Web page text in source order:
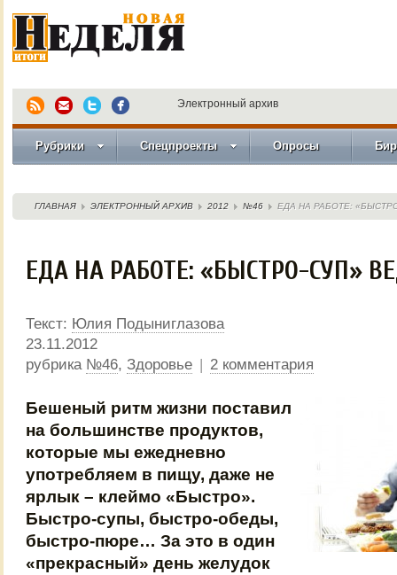
Электронный архив
Рубрики Спецпроекты Опросы
ГЛАВНАЯ ЭЛЕКТРОННЫЙ АРХИВ 2012 №46 ЕДА НА РАБОТЕ:
ЕДА НА РАБОТЕ: «БЫСТРО-СУП»
Текст: Юлия Подыниглазова
23.11.2012
рубрика №46, Здоровье | 2 комментария
Бешеный ритм жизни поставил
на большинстве продуктов,
которые мы ежедневно
употребляем в пищу, даже не
ярлык – клеймо «Быстро».
Быстро-супы, быстро-обеды,
быстро-пюре… За это в один
«прекрасный» день желудок